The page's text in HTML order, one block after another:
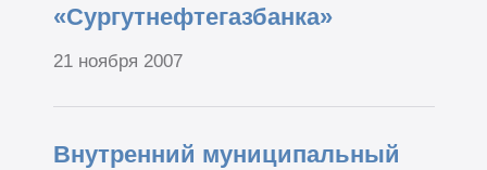
«Сургутнефтегазбанка»
21 ноября 2007
Внутренний муниципальный